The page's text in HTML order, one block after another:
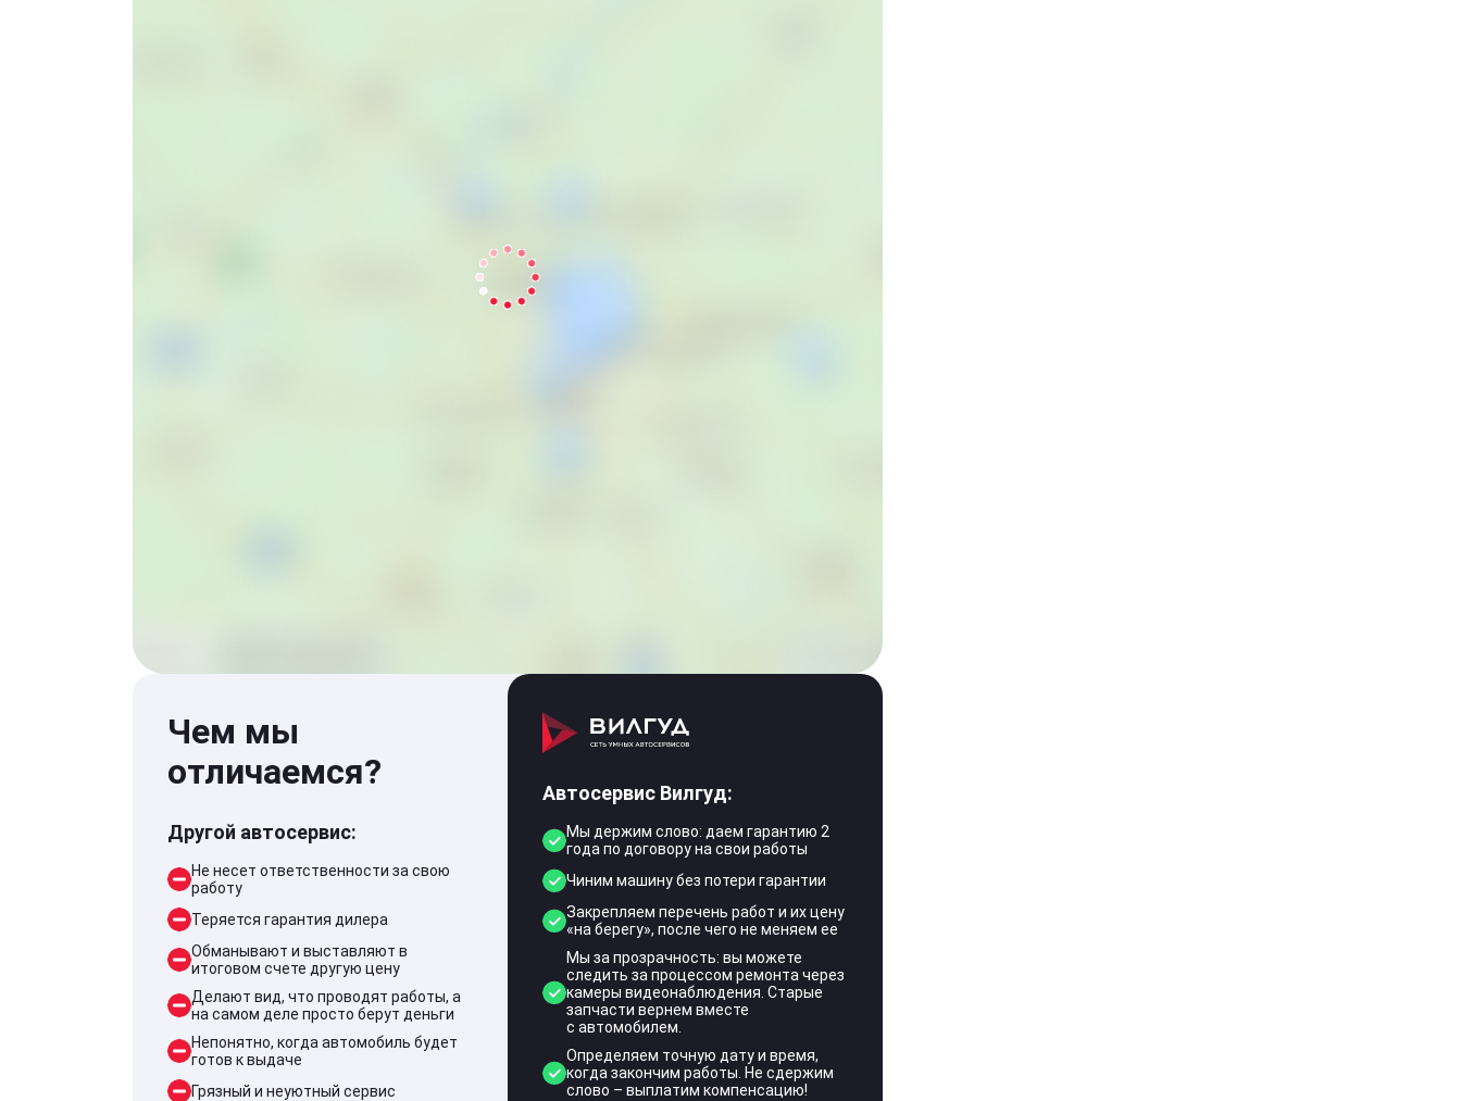
Чем мы
отличаемся?
Другой автосервис:
Не несет ответственности за свою
работу
Теряется гарантия дилера
Обманывают и выставляют в
итоговом счете другую цену
Делают вид, что проводят работы, а
на самом деле просто берут деньги
Непонятно, когда автомобиль будет
готов к выдаче
Грязный и неуютный сервис
Автосервис Вилгуд:
Мы держим слово: даем гарантию 2
года по договору на свои работы
Чиним машину без потери гарантии
Закрепляем перечень работ и их цену
«на берегу», после чего не меняем ее
Мы за прозрачность: вы можете
следить за процессом ремонта через
камеры видеонаблюдения. Старые
запчасти вернем вместе
с автомобилем.
Определяем точную дату и время,
когда закончим работы. Не сдержим
слово – выплатим компенсацию!